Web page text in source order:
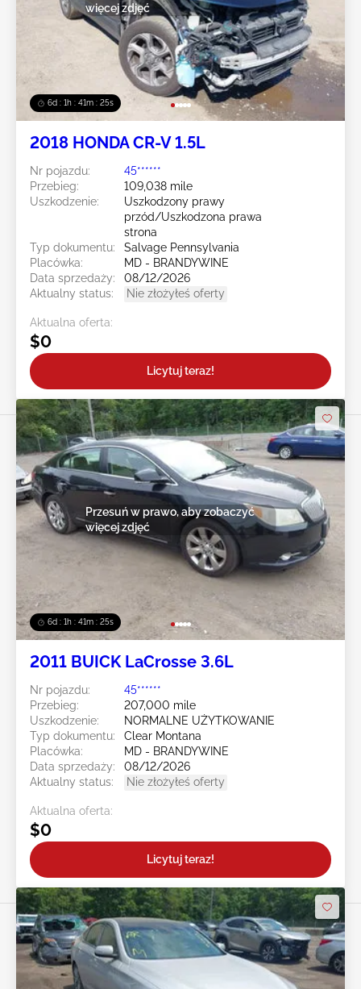
6d : 1h : 41m : 23s
więcej zdjęć
2018 HONDA CR-V 1.5L
Nr pojazdu:
45******
Przebieg:
109,038 mile
Uszkodzenie:
Uszkodzony prawy
przód/Uszkodzona prawa
strona
Typ dokumentu:
Salvage Pennsylvania
Placówka:
MD - BRANDYWINE
Data sprzedaży:
08/12/2026
Aktualny status:
Nie złożyłeś oferty
Aktualna oferta:
$0
Licytuj teraz!
6d : 1h : 41m : 23s
Przesuń w prawo, aby zobaczyć
więcej zdjęć
2011 BUICK LaCrosse 3.6L
Nr pojazdu:
45******
Przebieg:
207,000 mile
Uszkodzenie:
NORMALNE UŻYTKOWANIE
Typ dokumentu:
Clear Montana
Placówka:
MD - BRANDYWINE
Data sprzedaży:
08/12/2026
Aktualny status:
Nie złożyłeś oferty
Aktualna oferta:
$0
Licytuj teraz!